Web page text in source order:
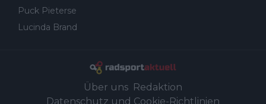
Puck Pieterse
Lucinda Brand
Über uns Redaktion
Datenschutz und Cookie-Richtlinien